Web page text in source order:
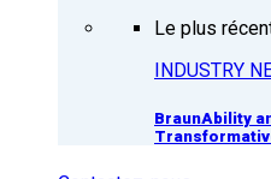
Le plus
INDUSTRY
BraunAbility